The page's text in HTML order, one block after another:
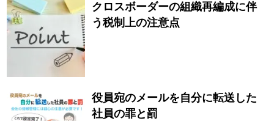
クロスボーダーの組織再編成に伴
う税制上の注意点
役員宛のメールを自分に転送した
社員の罪と罰